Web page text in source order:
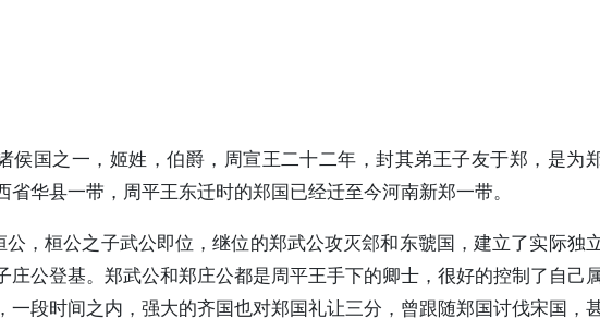
侯国之一，姬姓，伯爵，周宣王二十二年，封其弟王子友于郑，是为
华县一带，周平王东迁时的郑国已经迁至今河南新郑一带。
，桓公之子武公即位，继位的郑武公攻灭郐和东虢国，建立了实际独
公登基。郑武公和郑庄公都是周平王手下的卿士，很好的控制了自己
段时间之内，强大的齐国也对郑国礼让三分，曾跟随郑国讨伐宋国，